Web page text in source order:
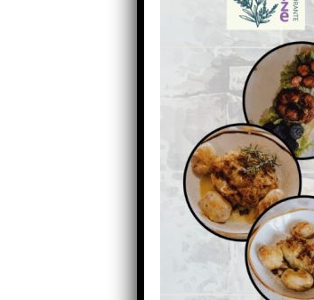
comemorações do Dia
Mundial do Teatro em
Oliveira do Hospital